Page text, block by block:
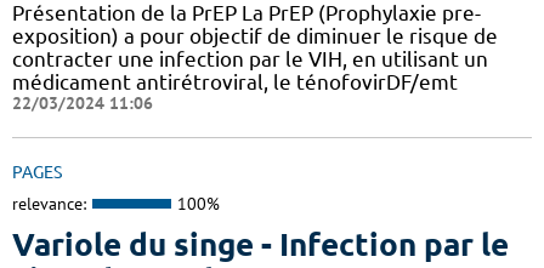
Présentation de la PrEP La PrEP (Prophylaxie pre-
exposition) a pour objectif de diminuer le risque de
contracter une infection par le VIH, en utilisant un
médicament antirétroviral, le ténofovirDF/emt
22/03/2024 11:06
PAGES
relevance: 100%
Variole du singe - Infection par le